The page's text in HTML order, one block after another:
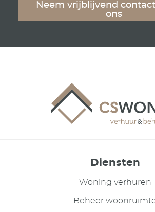
Neem vrijblijvend
ons
Diensten
Woning verhuren
Beheer